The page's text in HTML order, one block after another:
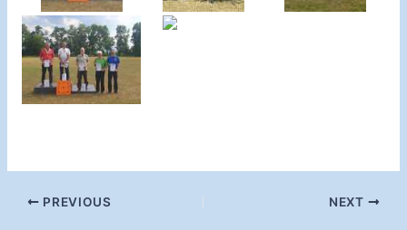
Post
PREVIOUS NEXT